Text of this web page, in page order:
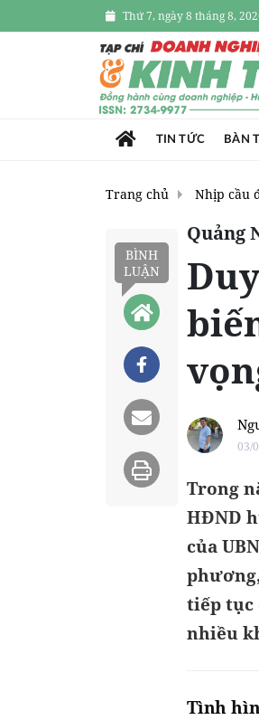
Thứ 7, ngày 8 tháng 8,
TIN TỨC BÀN
Trang chủ Nhịp cầu
BÌNH
LUẬN
Quảng
03/
Trong
HĐND
của
tiếp tục
nhiều
Tình